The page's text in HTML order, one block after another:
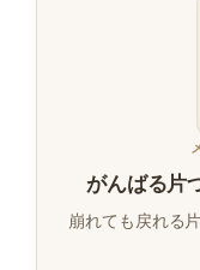
がんばる片
崩れても戻れる